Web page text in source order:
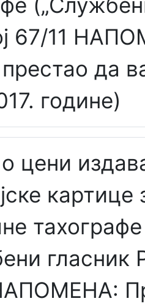
67/11
да
године)
цени
картице
тахографе
гласник